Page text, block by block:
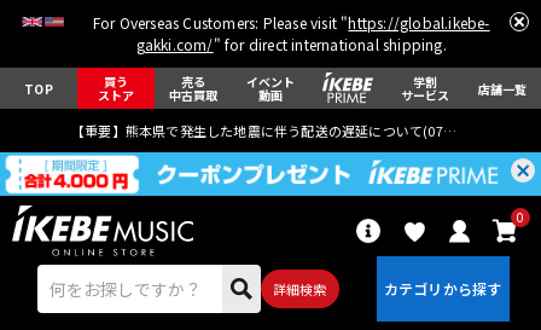
For Overseas Customers: Please visit "https://global.ikebe-
gakki.com/" for direct international shipping.
TOP 買う
ストア
売る
中古買取
イベント
動画
学割
サービス 店舗一覧
【重要】熊本県で発生した地震に伴う配送の遅延について(07月29日
詳細検索
0